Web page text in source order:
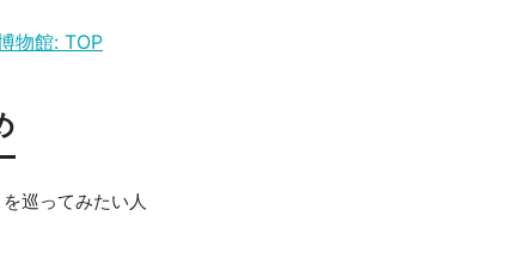
物館: TOP
巡ってみたい人